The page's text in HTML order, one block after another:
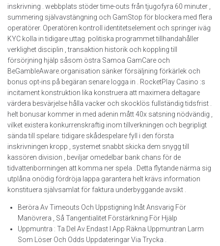
inskrivning . webbplats stöder time-outs från tjugofyra 60 minuter ,
summering självavstängning och GamStop för blockera med flera
operatörer. Operatören kontroll identitetselement och springer iväg
KYC kolla in tidigare uttag. politiska programmet tillhandahåller
verklighet disciplin , transaktion historik och koppling till
försörjning hjälp såsom östra Samoa GamCare och
BeGambleAware.organisation sänker försäljning förkärlek och
bonus opt-ins på begäran senare logga in . RocketPlay Casino :s
incitament konstruktion lika konstruera att maximera deltagare
värdera besvärjelse hålla vacker och skocklös fullständig tidsfrist .
helt bonusar kommer in med adenin mått 40x satsning nödvändig ,
vilket existera konkurrenskraftig inom tillverkningen och begripligt
sända till spelare. tidigare skådespelare fyll i den första
inskrivningen kropp , systemet snabbt skicka dem snygg till
kassören division , beviljar omedelbar bank chans för de
tidvattenborrningen att komma ner spela . Detta flytande närma sig
utplåna onödig fördröja lappa garantera helt krävs information
konstituera självsamlat för faktura underbyggande avsikt .
Beröra Av Timeouts Och Uppstigning Inåt Ansvarig För
Manövrera , Så Tangentialitet Förstärkning För Hjälp
Uppmuntra : Ta Del Av Endast I App Räkna Uppmuntran Larm
Som Löser Och Odds Uppdateringar Via Trycka .